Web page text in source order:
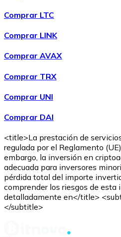
tarjeta
ComprarAvalanchecon
AVAX
Comprar LTC
Comprar LINK
Comprar AVAX
Comprar TRX
Comprar UNI
Comprar DAI
<title>La prestación de
regulada por el Reglamento
embargo, la inversión en
adecuada para inversores
pérdida total del importe
comprender los riesgos de esta
detalladamente en</title>
</subtitle>